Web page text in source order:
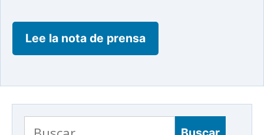
Lee la nota de prensa
Buscar: